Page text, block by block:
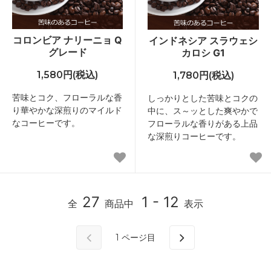
コロンビア ナリーニョ Q
グレード
1,580円(税込)
苦味とコク、フローラルな香
り華やかな深煎りのマイルド
なコーヒーです。
インドネシア スラウェシ
カロシ G1
1,780円(税込)
しっかりとした苦味とコクの
中に、ス～ッとした爽やかで
フローラルな香りがある上品
な深煎りコーヒーです。
全 27 商品中 1 - 12 表示
1 ページ目